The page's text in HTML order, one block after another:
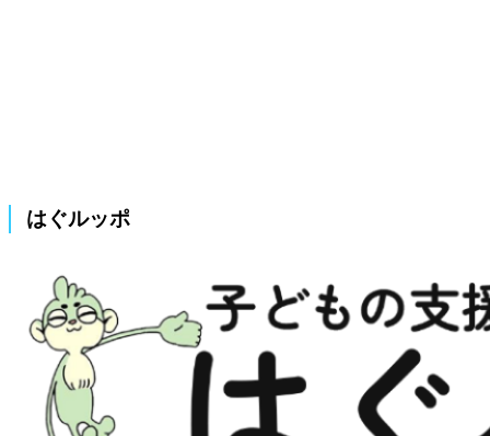
はぐルッポ